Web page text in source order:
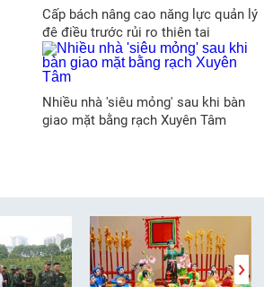
Cấp bách nâng cao năng lực quản lý
đê điều trước rủi ro thiên tai
Nhiều nhà 'siêu mỏng' sau khi bàn
giao mặt bằng rạch Xuyên Tâm